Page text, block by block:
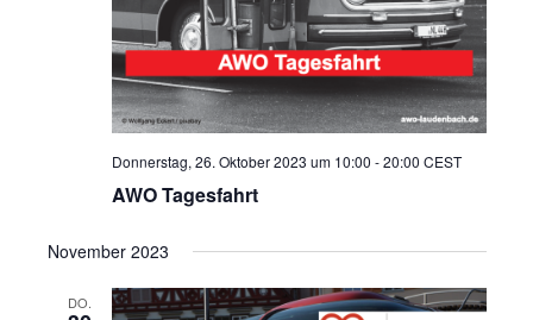
AWO Tagesfahrt
Donnerstag, 26. Oktober 2023 um 10:00 -20:00 CEST
November 2023
DO.